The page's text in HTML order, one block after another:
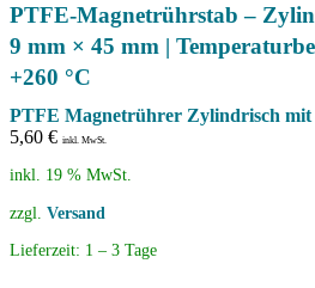
PTFE-Magnetrührstab –
9 mm × 45 mm |
+260 °C
PTFE Magnetrührer Zylindrisch
5,60 € inkl. MwSt.
inkl. 19 % MwSt.
zzgl. Versand
Lieferzeit: 1 – 3 Tage